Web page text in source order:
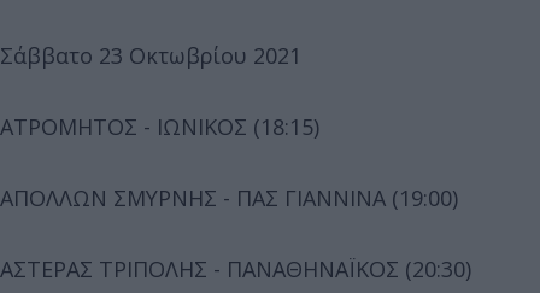
Σάββατο 23 Οκτωβρίου 2021
ΑΤΡΟΜΗΤΟΣ - ΙΩΝΙΚΟΣ (18:15)
ΑΠΟΛΛΩΝ ΣΜΥΡΝΗΣ - ΠΑΣ ΓΙΑΝΝΙΝΑ (19:00)
ΑΣΤΕΡΑΣ ΤΡΙΠΟΛΗΣ - ΠΑΝΑΘΗΝΑΪΚΟΣ (20:30)